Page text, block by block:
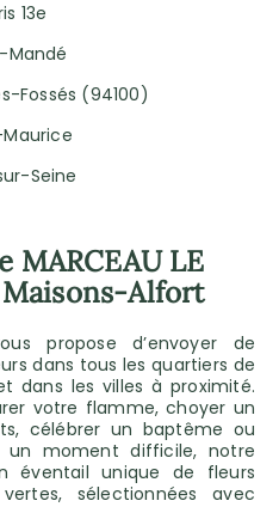
13e
Mandé
Fossés (94100)
Seine
LE
Maisons-Alfort
vous propose d’envoyer de
dans tous les quartiers de
dans les villes à proximité.
votre flamme, choyer un
célébrer un baptême ou
moment difficile, notre
éventail unique de fleurs
sélectionnées avec